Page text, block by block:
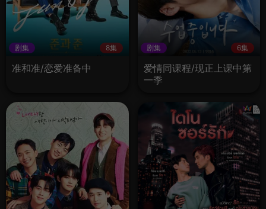
剧集 8集
准和准/恋爱准备中
剧集 6集
爱情同课程/现正上课中第
一季